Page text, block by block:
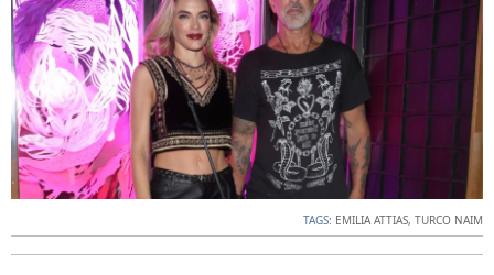
TAGS: EMILIA ATTIAS, TURCO NAIM